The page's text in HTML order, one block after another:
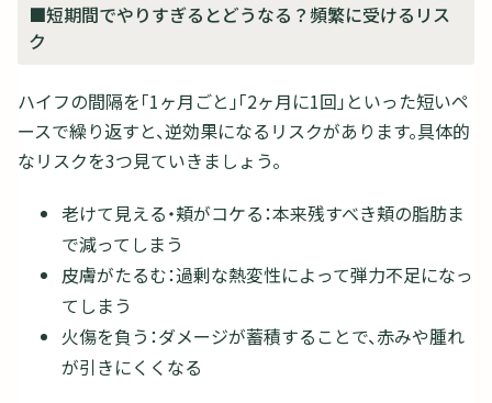
■短期間でやりすぎるとどうなる？頻繁に受けるリス
ク
ハイフの間隔を「1ヶ月ごと」「2ヶ月に1回」といった短いペ
ースで繰り返すと、逆効果になるリスクがあります。具体的
なリスクを3つ見ていきましょう。
老けて見える・頬がコケる：本来残すべき頬の脂肪ま
で減ってしまう
皮膚がたるむ：過剰な熱変性によって弾力不足になっ
てしまう
火傷を負う：ダメージが蓄積することで、赤みや腫れ
が引きにくくなる